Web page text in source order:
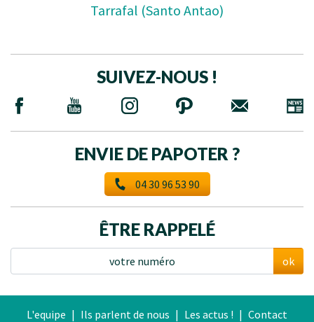
Tarrafal (Santo Antao)
SUIVEZ-NOUS !
ENVIE DE PAPOTER ?
04 30 96 53 90
ÊTRE RAPPELÉ
ok
L'equipe | Ils parlent de nous | Les actus ! | Contact